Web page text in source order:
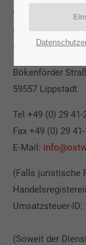
Angaben gemäß
Ralf Ostwald
Inhaber: Ralf
Bökenförder
59557 Lippstadt
Tel +49 (0) 29 41-
Fax +49 (0) 29
E-Mail:
(Falls juristische
Umsatzsteuer-ID:
(Soweit der